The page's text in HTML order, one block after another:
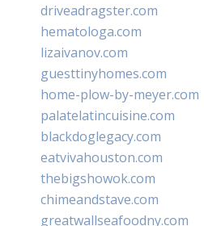
driveadragster.com
hematologa.com
lizaivanov.com
guesttinyhomes.com
home-plow-by-meyer.com
palatelatincuisine.com
blackdoglegacy.com
eatvivahouston.com
thebigshowok.com
chimeandstave.com
greatwallseafoodny.com